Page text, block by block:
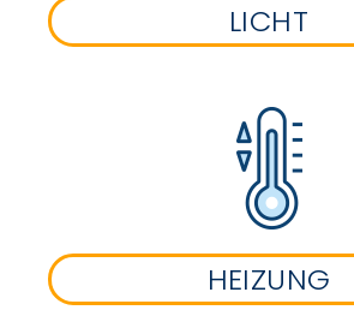
LICHT
HEIZUNG